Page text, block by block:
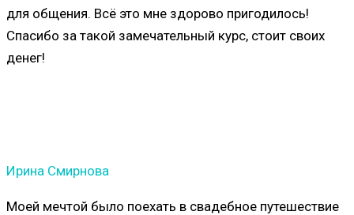
для общения. Всё это мне здорово пригодилось!
Спасибо за такой замечательный курс, стоит своих
денег!
Ирина Смирнова
Моей мечтой было поехать в свадебное путешествие